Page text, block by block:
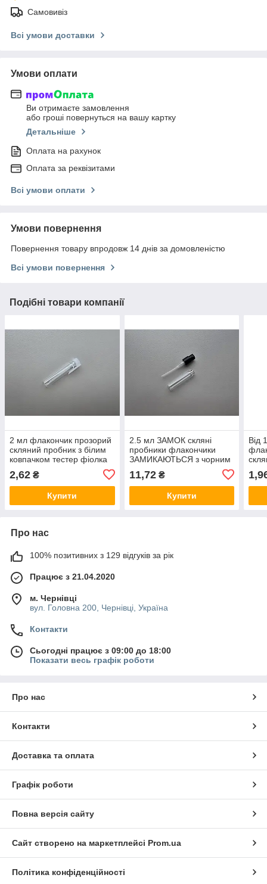
Самовивіз
Всі умови доставки
Умови оплати
Ви отримаєте замовлення
або гроші повернуться на вашу картку
Детальніше
Оплата на рахунок
Оплата за реквізитами
Всі умови оплати
Умови повернення
Повернення товару впродовж 14 днів за домовленістю
Всі умови повернення
Подібні товари компанії
2 мл флакончик прозорий
скляний пробник з білим
ковпачком тестер фіолка
мініатюра для парфумерії
2,62 ₴
Купити
2.5 мл ЗАМОК скляні
пробники флакончики
ЗАМИКАЮТЬСЯ з чорним
тестер фіолка атомайзер
для парфумерії
11,72₴
Купити
Від
Про нас
100% позитивних з 129 відгуків за рік
Працює з 21.04.2020
м. Чернівці
вул. Головна 200, Чернівці, Україна
Контакти
Сьогодні працює з 09:00 до 18:00
Показати весь графік роботи
Про нас
Контакти
Доставка та оплата
Графік роботи
Повна версія сайту
Сайт створено на маркетплейсі Prom.ua
Політика конфіденційності